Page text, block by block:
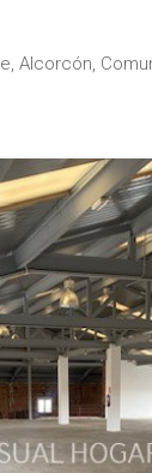
Alcorcón,